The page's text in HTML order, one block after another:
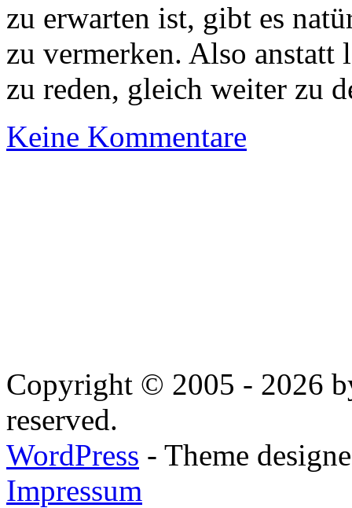
zu erwarten ist, gibt es
zu vermerken. Also anstatt
zu reden, gleich weiter zu
Keine Kommentare
Copyright © 2005 - 2026
reserved.
WordPress - Theme
Impressum